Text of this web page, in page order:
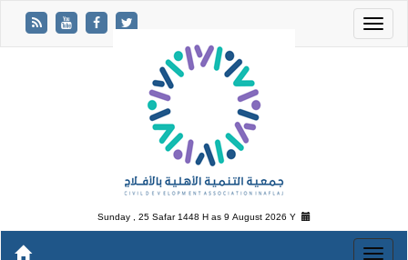
Sunday , 25 Safar 1448 H as9 August 2026 Y